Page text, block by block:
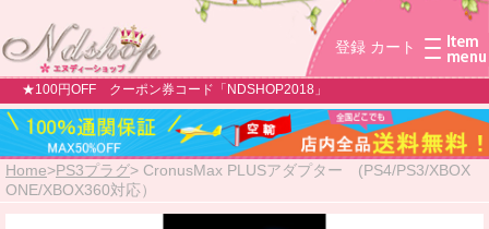
登録 カート
★100円OFF クーポン券コード「NDSHOP2018」
Home>PS3プラグ> CronusMax PLUSアダプター (PS4/PS3/XBOX
ONE/XBOX360対応）